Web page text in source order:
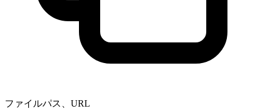
ファイルパス、URL